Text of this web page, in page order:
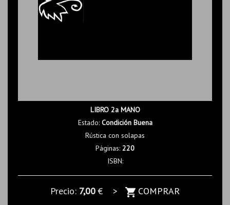
LIBRO 2a MANO
Estado: Condición Buena
Rústica con solapas
Páginas: 220
ISBN:
Precio: 7,00€ > COMPRAR